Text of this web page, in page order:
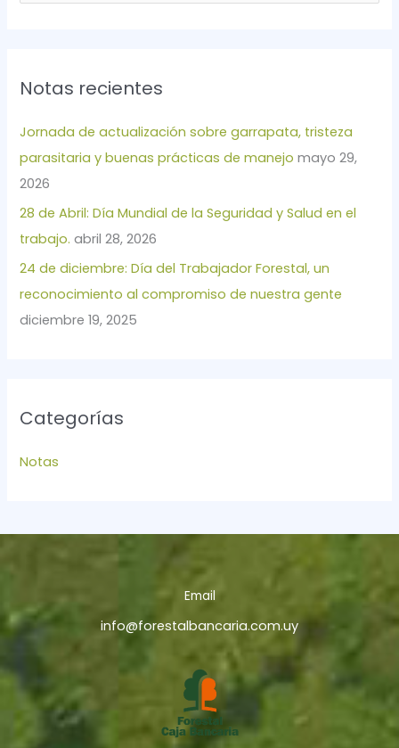
a
p
o
r
:
Notas recientes
Jornada de actualización sobre garrapata, tristeza
parasitaria y buenas prácticas de manejo mayo 29,
2026
28 de Abril: Día Mundial de la Seguridad y Salud en el
trabajo. abril 28, 2026
24 de diciembre: Día del Trabajador Forestal, un
reconocimiento al compromiso de nuestra gente
diciembre 19, 2025
Categorías
Notas
Email
info@forestalbancaria.com.uy